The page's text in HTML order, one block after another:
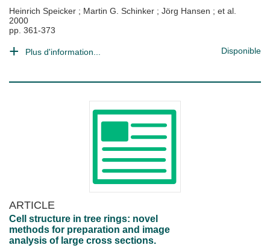
Heinrich Speicker ; Martin G. Schinker ; Jörg Hansen ; et al.
2000
pp. 361-373
Plus d'information... Disponible
ARTICLE
Cell structure in tree rings: novel
methods for preparation and image
analysis of large cross sections.